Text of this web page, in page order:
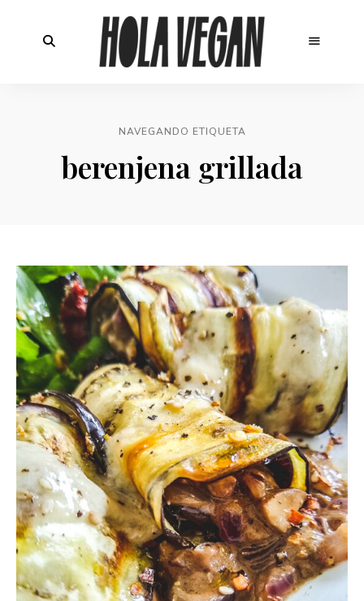
NAVEGANDO ETIQUETA
berenjena grillada